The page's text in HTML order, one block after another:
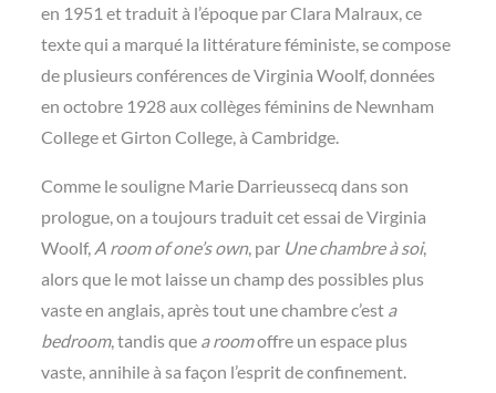
en 1951 et traduit à l’époque par Clara Malraux, ce
texte qui a marqué la littérature féministe, se compose
de plusieurs conférences de Virginia Woolf, données
en octobre 1928 aux collèges féminins de Newnham
College et Girton College, à Cambridge.
Comme le souligne Marie Darrieussecq dans son
prologue, on a toujours traduit cet essai de Virginia
Woolf, A room of one’s own, par Une chambre à soi,
alors que le mot laisse un champ des possibles plus
vaste en anglais, après tout une chambre c’est a
bedroom, tandis que a roomoffre un espace plus
vaste, annihile à sa façon l’esprit de confinement.